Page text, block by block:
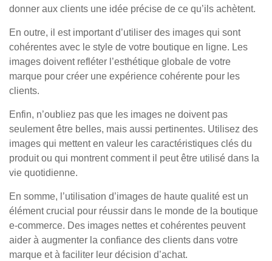
donner aux clients une idée précise de ce qu’ils achètent.
En outre, il est important d’utiliser des images qui sont
cohérentes avec le style de votre boutique en ligne. Les
images doivent refléter l’esthétique globale de votre
marque pour créer une expérience cohérente pour les
clients.
Enfin, n’oubliez pas que les images ne doivent pas
seulement être belles, mais aussi pertinentes. Utilisez des
images qui mettent en valeur les caractéristiques clés du
produit ou qui montrent comment il peut être utilisé dans la
vie quotidienne.
En somme, l’utilisation d’images de haute qualité est un
élément crucial pour réussir dans le monde de la boutique
e-commerce. Des images nettes et cohérentes peuvent
aider à augmenter la confiance des clients dans votre
marque et à faciliter leur décision d’achat.